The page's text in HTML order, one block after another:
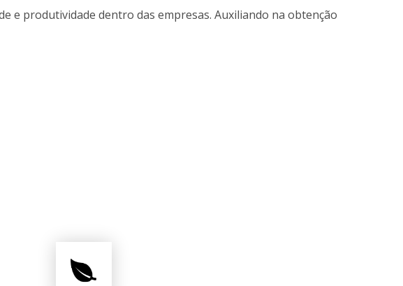
e produtividade dentro das empresas. Auxiliando na obtenção